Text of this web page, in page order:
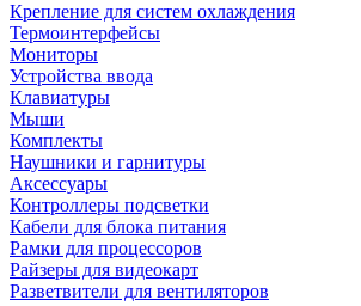
Крепление для систем охлаждения
Термоинтерфейсы
Мониторы
Устройства ввода
Клавиатуры
Мыши
Комплекты
Наушники и гарнитуры
Аксессуары
Контроллеры подсветки
Кабели для блока питания
Рамки для процессоров
Райзеры для видеокарт
Разветвители для вентиляторов